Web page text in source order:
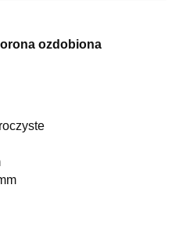
ozdobiona